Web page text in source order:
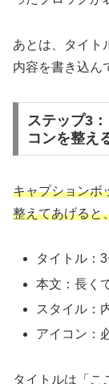
あとは、タイト
内容を書き込ん
ステップ3
コンを整え
キャプションボ
整えてあげると
タイトル：
本文：長く
スタイル：
アイコン：
タイトルは「こ